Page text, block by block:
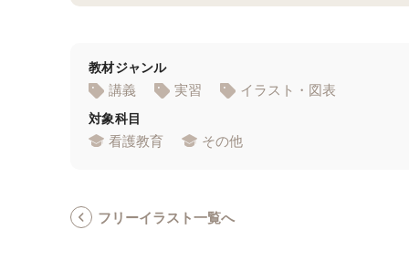
教材ジャンル
講義 実習 イラスト・図表
対象科目
看護教育 その他
フリーイラスト一覧へ